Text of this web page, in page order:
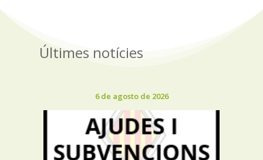
Últimes notícies
6 de agosto de 2026